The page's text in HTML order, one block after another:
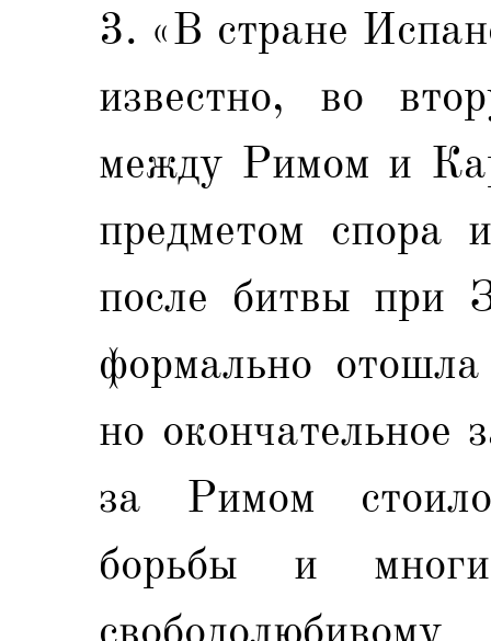
3. «В стране
известно, во
между Римом и
предметом спора
после битвы
формально
но окончательное
за Римом
борьбы и